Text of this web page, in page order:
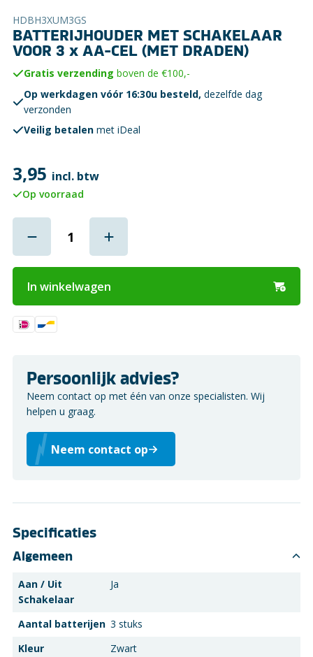
HDBH3XUM3GS
BATTERIJHOUDER MET SCHAKELAAR
VOOR 3 x AA-CEL (MET DRADEN)
Gratis verzending boven de €100,-
Op werkdagen vóór 16:30u besteld, dezelfde dag
verzonden
Veilig betalen met iDeal
3,95 incl. btw
Op voorraad
In winkelwagen
Persoonlijk advies?
Neem contact op met één van onze specialisten. Wij
helpen u graag.
Neem contact op
Specificaties
Algemeen
Aan / Uit
Schakelaar
Ja
Aantal batterijen 3 stuks
Kleur
Zwart